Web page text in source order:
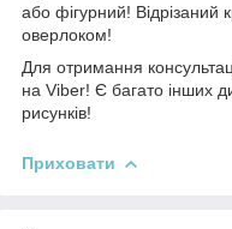
або фігурний! Відрізаний
оверлоком!
Для отримання
на Viber! Є багато інших
рисунків!
Приховати